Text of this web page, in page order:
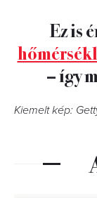
Ez is
– így
Kiemelt kép: